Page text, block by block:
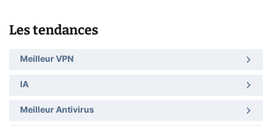
Les tendances
Meilleur VPN
IA
Meilleur Antivirus